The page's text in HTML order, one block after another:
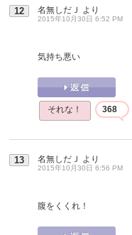
12 名無しだＪ より
2015年10月30日 6:52 PM
気持ち悪い
それな！ 368
13 名無しだＪ より
2015年10月30日 6:56 PM
腹をくくれ！